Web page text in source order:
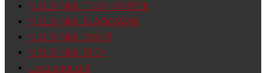
MILLENNIAL TOUCH SCREEN
MILLENNIAL BLACK MASK
MILLENNIAL SMART
MILLENNIAL DECK
Uncategorized